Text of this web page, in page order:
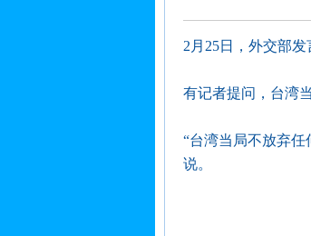
2月25日，外交部发
有记者提问，台湾
“台湾当局不放弃
说。